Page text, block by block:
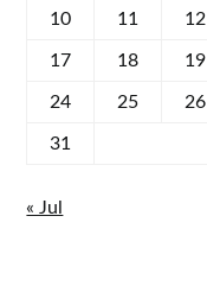
10 11 12
17 18 19
24 25 26
31
« Jul